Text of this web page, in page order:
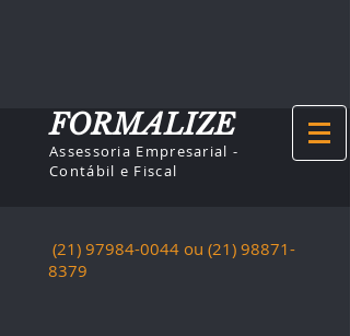
Assessoria Empresarial -
Contábil e Fiscal
FORMALIZE
(21) 97984-0044 ou (21) 98871-
8379